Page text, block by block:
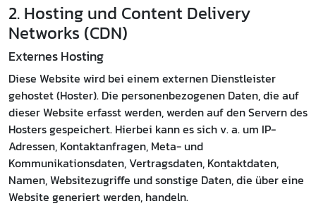
2. Hosting und Content Delivery
Networks (CDN)
Externes Hosting
Diese Website wird bei einem externen Dienstleister
gehostet (Hoster). Die personenbezogenen Daten, die auf
dieser Website erfasst werden, werden auf den Servern des
Hosters gespeichert. Hierbei kann es sich v. a. um IP-
Adressen, Kontaktanfragen, Meta- und
Kommunikationsdaten, Vertragsdaten, Kontaktdaten,
Namen, Websitezugriffe und sonstige Daten, die über eine
Website generiert werden, handeln.